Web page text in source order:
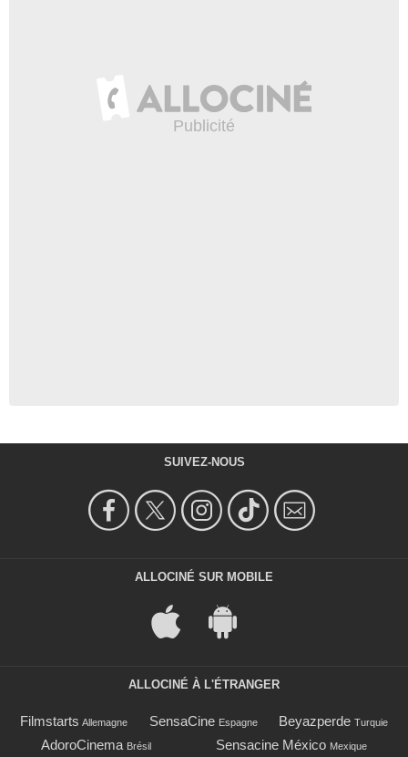
SUIVEZ-NOUS
ALLOCINÉ SUR MOBILE
ALLOCINÉ À L'ÉTRANGER
Filmstarts Allemagne SensaCine Espagne Beyazperde Turquie
AdoroCinema Brésil Sensacine México Mexique